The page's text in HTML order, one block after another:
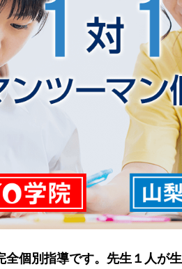
個別指導です。先生１人が